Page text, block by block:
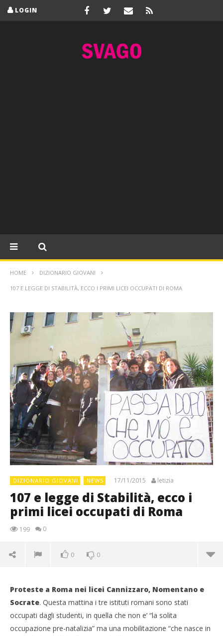
LOGIN
HOME DIZIONARIO GIOVANI
107 E LEGGE DI STABILITÀ, ECCO I PRIMI LICEI OCCUPATI DI ROMA
DIZIONARIO GIOVANI NEWS 17/11/2015 letizia
107 e legge di Stabilità, ecco i
primi licei occupati di Roma
199 0
0 0
Proteste a Roma nei licei Cannizzaro, Nomentano e
Socrate. Questa mattina i tre istituti romani sono stati
occupati dagli studenti, in quella che non e’ “la solita
occupazione pre-natalizia” ma una mobilitazione “che nasce in